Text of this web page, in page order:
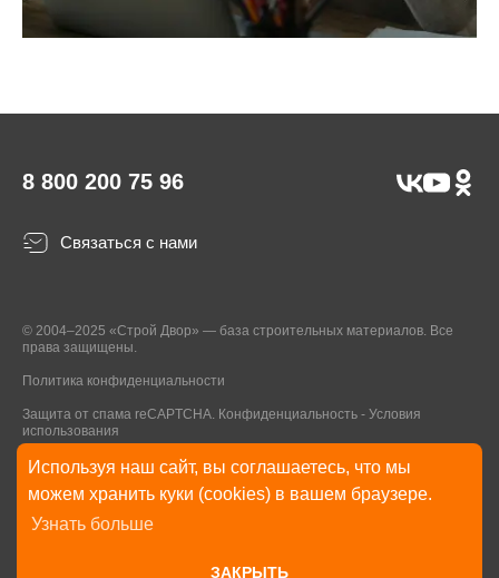
Используя наш сайт, вы соглашаетесь, что мы
можем хранить куки (cookies) в вашем браузере.
Узнать больше
ЗАКРЫТЬ
8 800 200 75 96
Связаться с нами
© 2004–2025 «Строй Двор» — база строительных материалов. Все
права защищены.
Политика конфиденциальности
Защита от спама reCAPTCHA. Конфиденциальность - Условия
использования
* Указанные на Сайте цены, комплектации, описания и технические
характеристики могут быть изменены в любое время без уведомления
пользователей Сайта. Внешний вид товаров и упаковки может